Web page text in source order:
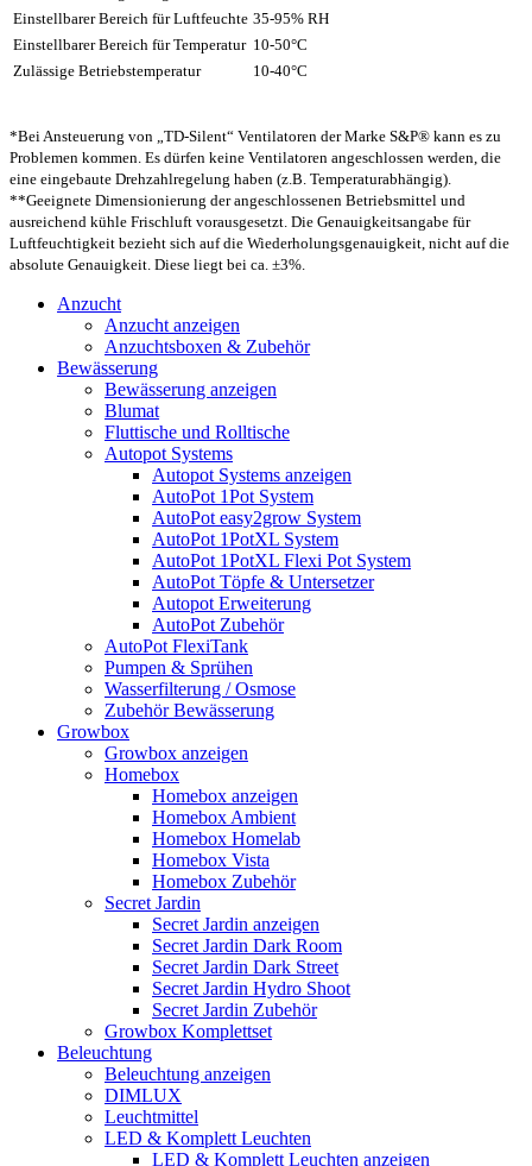
Einstellbarer Bereich für Luftfeuchte 35-95% RH
Einstellbarer Bereich für Temperatur 10-50°C
Zulässige Betriebstemperatur
10-40°C
*Bei Ansteuerung von „TD-Silent“ Ventilatoren der Marke S&P® kann es zu
Problemen kommen. Es dürfen keine Ventilatoren angeschlossen werden, die
eine eingebaute Drehzahlregelung haben (z.B. Temperaturabhängig).
**Geeignete Dimensionierung der angeschlossenen Betriebsmittel und
ausreichend kühle Frischluft vorausgesetzt. Die Genauigkeitsangabe für
Luftfeuchtigkeit bezieht sich auf die Wiederholungsgenauigkeit, nicht auf die
absolute Genauigkeit. Diese liegt bei ca. ±3%.
Anzucht
Anzucht anzeigen
Anzuchtsboxen & Zubehör
Bewässerung
Bewässerung anzeigen
Blumat
Fluttische und Rolltische
Autopot Systems
Autopot Systems anzeigen
AutoPot 1Pot System
AutoPot easy2grow System
AutoPot 1PotXL System
AutoPot 1PotXL Flexi Pot System
AutoPot Töpfe & Untersetzer
Autopot Erweiterung
AutoPot Zubehör
AutoPot FlexiTank
Pumpen & Sprühen
Wasserfilterung / Osmose
Zubehör Bewässerung
Growbox
Growbox anzeigen
Homebox
Homebox anzeigen
Homebox Ambient
Homebox Homelab
Homebox Vista
Homebox Zubehör
Secret Jardin
Secret Jardin anzeigen
Secret Jardin Dark Room
Secret Jardin Dark Street
Secret Jardin Hydro Shoot
Secret Jardin Zubehör
Growbox Komplettset
Beleuchtung
Beleuchtung anzeigen
DIMLUX
Leuchtmittel
LED & Komplett Leuchten
LED & Komplett Leuchten anzeigen